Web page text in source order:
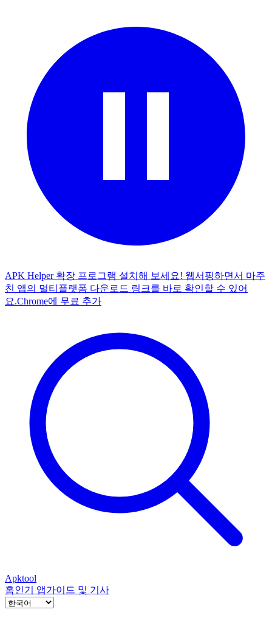
APK Helper 확장 프로그램 설치해 보세요! 웹서핑하면서 마주
친 앱의 멀티플랫폼 다운로드 링크를 바로 확인할 수 있어
요.Chrome에 무료 추가
Apktool
홈인기 앱가이드 및 기사